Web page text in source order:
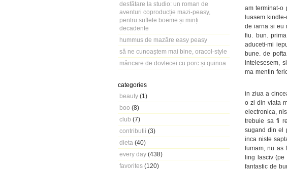
desfătare la studio: un roman de
aventuri coproducție mazi-peasy,
pentru suflete boeme și minți
decadente
hummus de mazăre easy peasy
să ne cunoaștem mai bine, oracol-style
mâncare de dovlecei cu porc și quinoa
categories
beauty (1)
boo (8)
club (7)
contributii (3)
dieta (40)
every day (438)
favorites (120)
am terminat-o
luasem
de iarna si eu
fiu. bun.
aduceti-mi
bune. de
intelesesem,
ma mentin
in ziua a
o zi din viata
electronica,
trebuie sa fi
sugand din el
inca niste
fumam, nu as
ling lasciv (pe
fantastic de